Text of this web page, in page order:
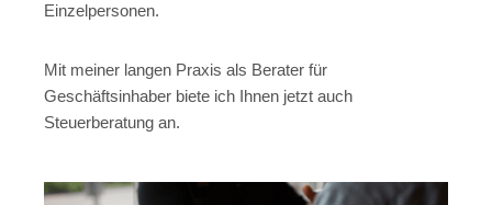
Einzelpersonen.
Mit meiner langen Praxis als Berater für
Geschäftsinhaber biete ich Ihnen jetzt auch
Steuerberatung an.